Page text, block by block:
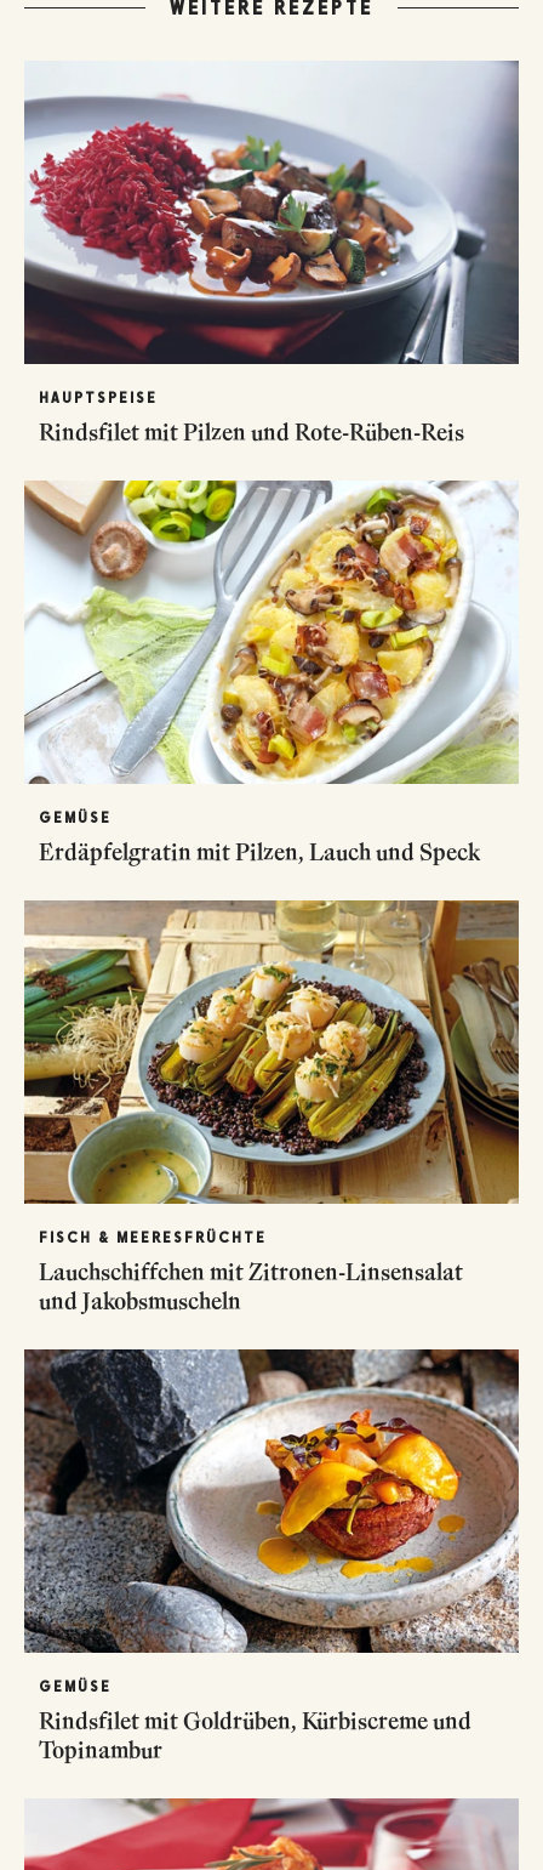
WEITERE REZEPTE
HAUPTSPEISE
Rindsfilet mit Pilzen und Rote-Rüben-Reis
GEMÜSE
Erdäpfelgratin mit Pilzen, Lauch und Speck
FISCH & MEERESFRÜCHTE
Lauchschiffchen mit Zitronen-Linsensalat
und Jakobsmuscheln
GEMÜSE
Rindsfilet mit Goldrüben, Kürbiscreme und
Topinambur